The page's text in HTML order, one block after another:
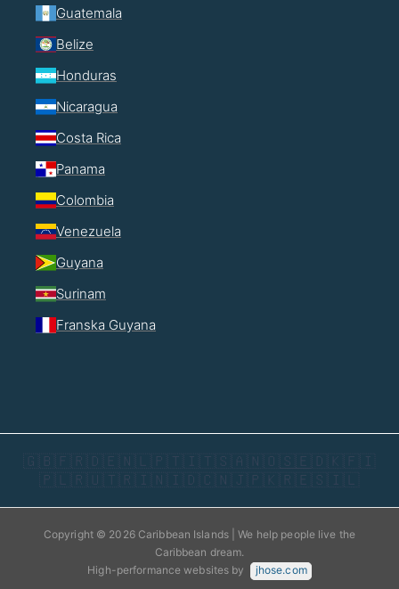
Guatemala
Belize
Honduras
Nicaragua
Costa Rica
Panama
Colombia
Venezuela
Guyana
Surinam
Franska Guyana
🇬🇧 🇫🇷 🇩🇪 🇳🇱 🇵🇹 🇮🇹 🇸🇦 🇳🇴 🇸🇪 🇩🇰 🇫🇮
🇵🇱 🇷🇺 🇹🇷 🇮🇳 🇮🇩 🇨🇳 🇯🇵 🇰🇷 🇪🇸 🇮🇱
Copyright © 2026 Caribbean Islands | We help people live the
Caribbean dream.
High-performance websites by
jhose.com